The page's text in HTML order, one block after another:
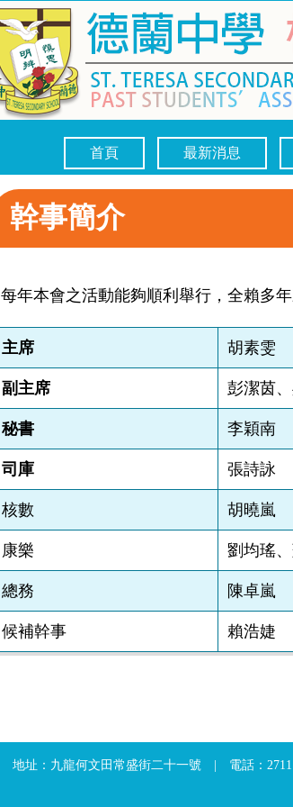
首頁 最新消息
幹事簡介
每年本會之活動能夠順利舉行，全賴多
主席 胡素雯
副主席 彭潔茵
秘書 李穎南
司庫 張詩詠
核數 胡曉嵐
康樂 劉均瑤
總務 陳卓嵐
候補幹事 賴浩婕
地址：九龍何文田常盛街二十一號 | 電話：